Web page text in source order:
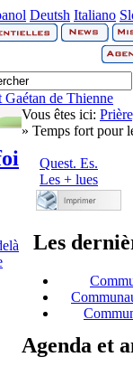
Deutsh Italiano
Gaétan de Thienne
Vous êtes ici:
» Temps fort pour
Quest. Es.
Les + lues
Les
Agenda et